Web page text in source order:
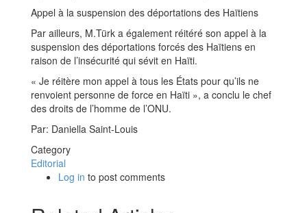
Appel à la suspension des déportations des Haïtiens
Par ailleurs, M.Türk a également réitéré son appel à la
suspension des déportations forcés des Haïtiens en
raison de l’insécurité qui sévit en Haïti.
« Je réitère mon appel à tous les États pour qu’ils ne
renvoient personne de force en Haïti », a conclu le chef
des droits de l’homme de l’ONU.
Par: Daniella Saint-Louis
Category
Editorial
Log in to post comments